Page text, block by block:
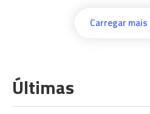
Carregar
Últimas